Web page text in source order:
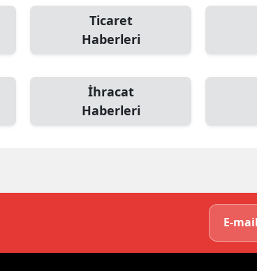
Ticaret
Haberleri
İhracat
Haberleri